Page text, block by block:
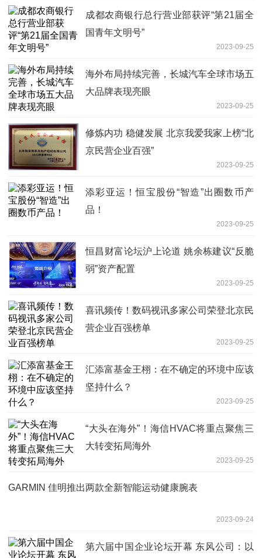
成都农商银行总行营业部获评“第21届全
国青年文明号”
2023-09-25
海外布局持续完善，长城汽车全球市场五
大品牌表现亮眼
2023-09-25
修炼内功 稳健发展 北京我爱我家上榜“北
京民营企业百强”
2023-09-25
添彩亚运！恒宝股份“智造”出圈数币产
品！
2023-09-25
恒昌财富论坛沪上论道 姚余栋建议“反脆
弱”资产配置
2023-09-25
喜讯频传！数码视讯多家公司荣登北京民
营企业百强榜单
2023-09-25
汇添富基金王栩：在不确定的环境中应该
坚持什么？
2023-09-25
“大头在海外”！海信HVAC将重点聚焦三
大转变拓局海外
2023-09-25
GARMIN 佳明推出两款全新智能运动健康腕表
2023-09-24
第六届中国企业论坛开幕 东风公司：以